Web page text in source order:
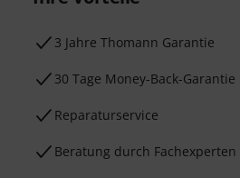
3 Jahre Thomann Garantie
30 Tage Money-Back-Garantie
Reparaturservice
Beratung durch Fachexperten